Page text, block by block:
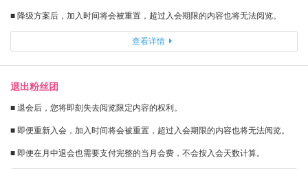
■ 降级方案后，加入时间将会被重置，超过入会期限的内容也将无法阅览。
查看详情
退出粉丝团
■ 退会后，您将即刻失去阅览限定内容的权利。
■ 即便重新入会，加入时间将会被重置，超过入会期限的内容也将无法阅览。
■ 即便在月中退会也需要支付完整的当月会费，不会按入会天数计算。